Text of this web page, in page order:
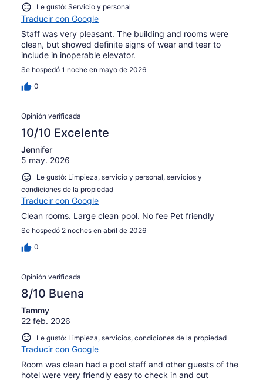
Le gustó: Servicio y personal
Traducir con Google
Staff was very pleasant. The building and rooms were
clean, but showed definite signs of wear and tear to
include in inoperable elevator.
Se hospedó 1 noche en mayo de 2026
0
Opinión verificada
10/10 Excelente
Jennifer
5 may. 2026
Le gustó: Limpieza, servicio y personal, servicios y
condiciones de la propiedad
Traducir con Google
Clean rooms. Large clean pool. No fee Pet friendly
Se hospedó 2 noches en abril de 2026
0
Opinión verificada
8/10 Buena
Tammy
22 feb. 2026
Le gustó: Limpieza, servicios, condiciones de la propiedad
Traducir con Google
Room was clean had a pool staff and other guests of the
hotel were very friendly easy to check in and out